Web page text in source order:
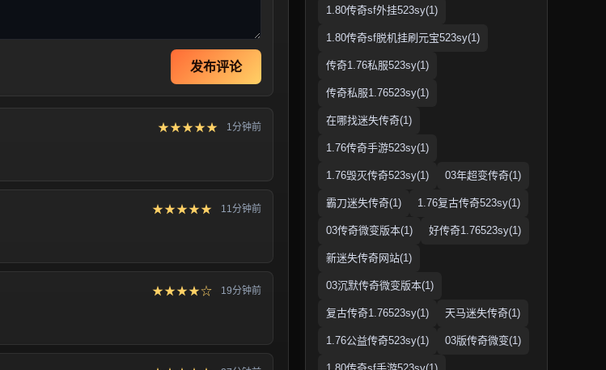
发布评论
★★★★★ 1分钟前
★★★★★ 11分钟前
★★★★☆ 19分钟前
1.80传奇sf外挂523sy(1)
1.80传奇sf脱机挂刷元宝523sy(1)
传奇1.76私服523sy(1)
传奇私服1.76523sy(1)
在哪找迷失传奇(1)
1.76传奇手游523sy(1)
1.76毁灭传奇523sy(1) 03年超变传奇(1)
霸刀迷失传奇(1) 1.76复古传奇523sy(1)
03传奇微变版本(1) 好传奇1.76523sy(1)
新迷失传奇网站(1)
03沉默传奇微变版本(1)
复古传奇1.76523sy(1) 天马迷失传奇(1)
1.76公益传奇523sy(1) 03版传奇微变(1)